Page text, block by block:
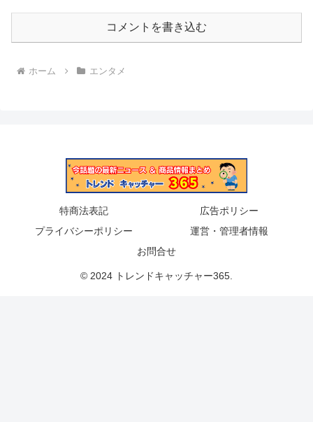
コメントを書き込む
ホーム エンタメ
特商法表記
広告ポリシー
プライバシーポリシー
運営・管理者情報
お問合せ
© 2024 トレンドキャッチャー365.